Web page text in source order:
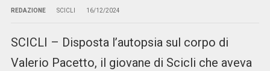
REDAZIONE SCICLI 16/12/2024
SCICLI – Disposta l’autopsia sul corpo di
Valerio Pacetto, il giovane di Scicli che aveva